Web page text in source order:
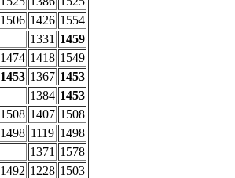
1506 1426 1554
1331 1459
1474 1418 1549
1453 1367 1453
1384 1453
1508 1407 1508
1498 1119 1498
1371 1578
1492 1228 1503